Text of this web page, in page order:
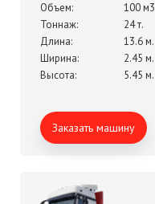
Объем:
100 м3
Тоннаж:
24 т.
Длина:
13.6 м.
Ширина:
2.45 м.
Высота:
5.45 м.
Заказать машину